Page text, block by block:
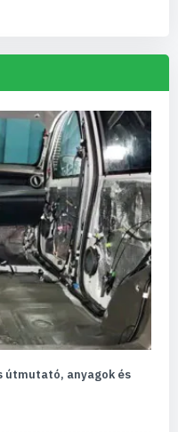
anyagok és